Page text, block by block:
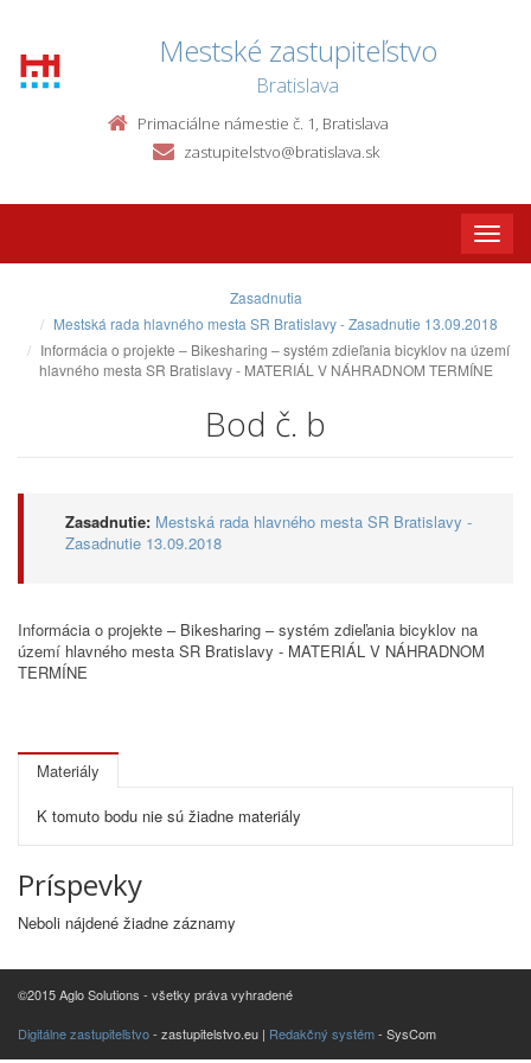
Mestské zastupiteľstvo
Bratislava
Primaciálne námestie č. 1, Bratislava
zastupitelstvo@bratislava.sk
Toggle
Zasadnutia
Mestská rada hlavného mesta SR Bratislavy - Zasadnutie 13.09.2018
Informácia o projekte – Bikesharing – systém zdieľania bicyklov na území
hlavného mesta SR Bratislavy - MATERIÁL V NÁHRADNOM TERMÍNE
Bod č. b
Zasadnutie: Mestská rada hlavného mesta SR Bratislavy -
Zasadnutie 13.09.2018
Informácia o projekte – Bikesharing – systém zdieľania bicyklov na
území hlavného mesta SR Bratislavy - MATERIÁL V NÁHRADNOM
TERMÍNE
Materiály
K tomuto bodu nie sú žiadne materiály
Príspevky
Neboli nájdené žiadne záznamy
©2015 Aglo Solutions - všetky práva vyhradené
Digitálne zastupiteľstvo- zastupitelstvo.eu | Redakčný systém- SysCom